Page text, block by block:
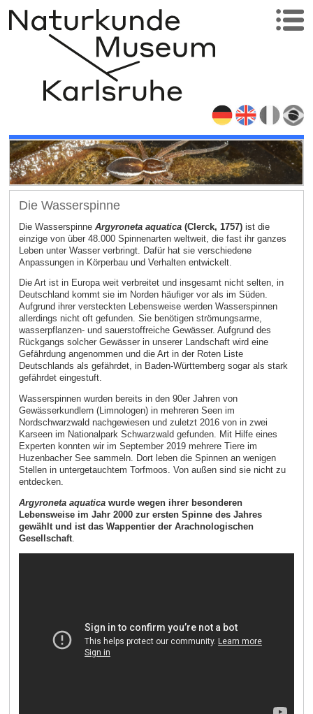
Die Wasserspinne
Die Wasserspinne Argyroneta aquatica(Clerck, 1757)ist die
einzige von über 48.000 Spinnenarten weltweit, die fast ihr ganzes
Leben unter Wasser verbringt. Dafür hat sie verschiedene
Anpassungen in Körperbau und Verhalten entwickelt.
Die Art ist in Europa weit verbreitet und insgesamt nicht selten, in
Deutschland kommt sie im Norden häufiger vor als im Süden.
Aufgrund ihrer versteckten Lebensweise werden Wasserspinnen
allerdings nicht oft gefunden. Sie benötigen strömungsarme,
wasserpflanzen- und sauerstoffreiche Gewässer. Aufgrund des
Rückgangs solcher Gewässer in unserer Landschaft wird eine
Gefährdung angenommen und die Art in der Roten Liste
Deutschlands als gefährdet, in Baden-Württemberg sogar als stark
gefährdet eingestuft.
Wasserspinnen wurden bereits in den 90er Jahren von
Gewässerkundlern (Limnologen) in mehreren Seen im
Nordschwarzwald nachgewiesen und zuletzt 2016 von in zwei
Karseen im Nationalpark Schwarzwald gefunden. Mit Hilfe eines
Experten konnten wir im September 2019 mehrere Tiere im
Huzenbacher See sammeln. Dort leben die Spinnen an wenigen
Stellen in untergetauchtem Torfmoos. Von außen sind sie nicht zu
entdecken.
Argyroneta aquaticawurde wegen ihrer besonderen
Lebensweise im Jahr 2000 zur ersten Spinne des Jahres
gewählt und ist das Wappentier der Arachnologischen
Gesellschaft.